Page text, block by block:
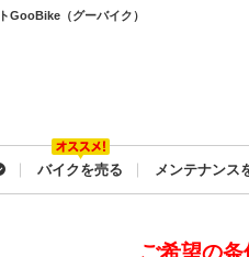
GooBike（グーバイク）
バイクを売る メンテナンス
ご希望の